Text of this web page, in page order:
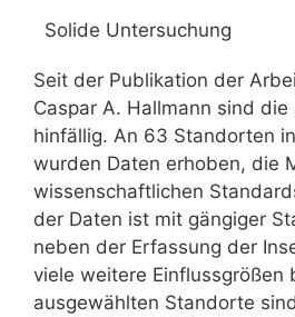
Solide Untersuchung
Seit der Publikation der
Caspar A. Hallmann sind die
hinfällig. An 63 Standorten
wurden Daten erhoben, die
wissenschaftlichen
der Daten ist mit gängiger
neben der Erfassung der
viele weitere Einflussgrößen
ausgewählten Standorte